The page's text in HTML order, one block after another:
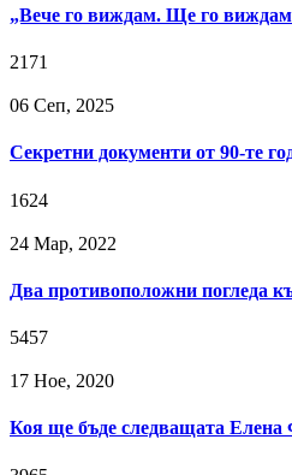
„Вече го виждам. Ще го
2171
06 Сeп, 2025
Секретни документи от 90-те
1624
24 Мар, 2022
Два противоположни погледа
5457
17 Ное, 2020
Коя ще бъде следващата Елена